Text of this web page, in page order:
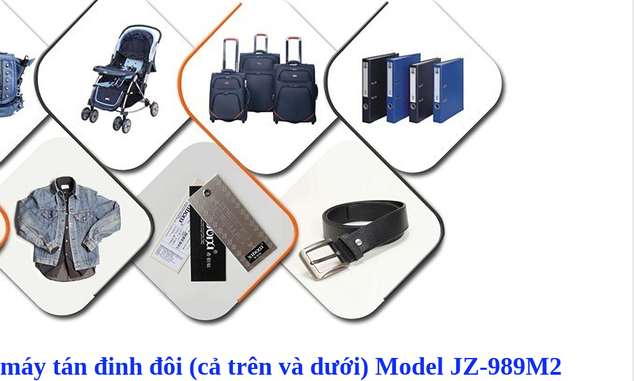
máy tán đinh đôi (cả trên và dưới) Model JZ-989M2